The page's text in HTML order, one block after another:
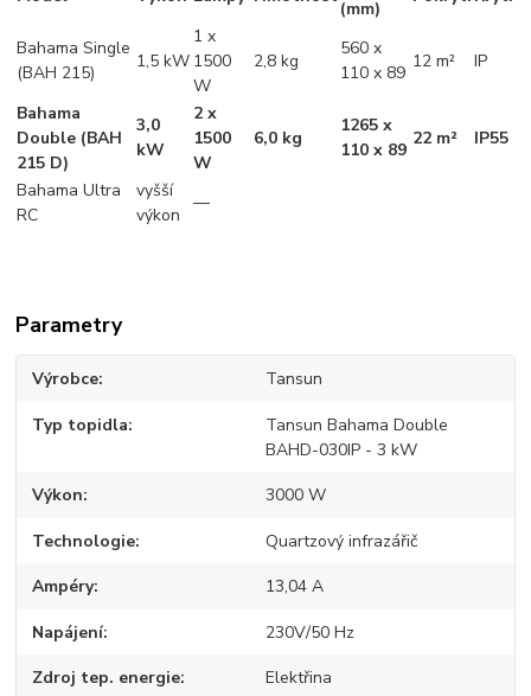
(mm)
Bahama Single
(BAH 215)
1,5 kW
1 x
1500
W
2,8 kg
560 x
110 x 89
12 m² IP
Bahama
Double (BAH
215 D)
3,0
kW
2 x
1500
W
6,0 kg
1265 x
110 x 89
22 m² IP55
Bahama Ultra
RC
vyšší
výkon
—
Parametry
Výrobce Tansun
Typ topidla
Tansun Bahama Double
BAHD-030IP - 3 kW
Výkon 3000 W
Technologie Quartzový infrazářič
Ampéry 13,04 A
Napájení 230V/50 Hz
Zdroj tep. energie Elektřina